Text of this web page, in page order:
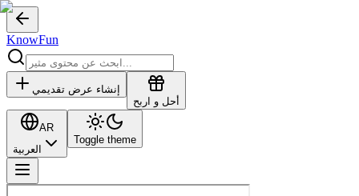
KnowFun
إنشاء عرض تقديمي
أحل و اربح
AR
العربية
Toggle theme